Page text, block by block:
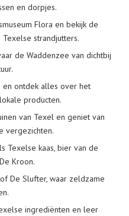
en dorpjes.
Flora en bekijk de
strandjutters.
de Waddenzee van dichtbij
en ontdek alles over het
producten.
van Texel en geniet van
vergezichten.
Texelse kaas, bier van de
Kroon.
De Slufter, waar zeldzame
ingrediënten en leer